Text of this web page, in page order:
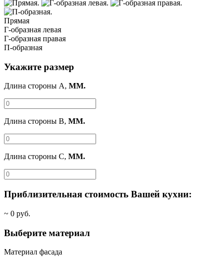
Прямая
Г-образная левая
Г-образная правая
П-образная
Укажите размер
Длина стороны A, ММ.
Длина стороны B, ММ.
Длина стороны C, ММ.
Приблизительная стоимость Вашей кухни:
~ 0 руб.
Выберите материал
Материал фасада